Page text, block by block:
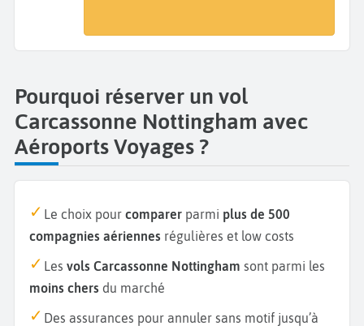
Pourquoi réserver un vol
Carcassonne Nottingham avec
Aéroports Voyages ?
Le choix pour comparer parmi plus de 500
compagnies aériennes régulières et low costs
Les vols Carcassonne Nottingham sont parmi les
moins chers du marché
Des assurances pour annuler sans motif jusqu’à